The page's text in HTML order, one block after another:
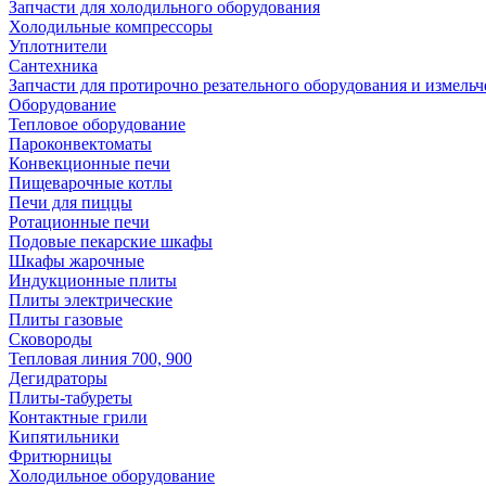
Запчасти для холодильного оборудования
Холодильные компрессоры
Уплотнители
Сантехника
Запчасти для протирочно резательного оборудования и
Оборудование
Тепловое оборудование
Пароконвектоматы
Конвекционные печи
Пищеварочные котлы
Печи для пиццы
Ротационные печи
Подовые пекарские шкафы
Шкафы жарочные
Индукционные плиты
Плиты электрические
Плиты газовые
Сковороды
Тепловая линия 700, 900
Дегидраторы
Плиты-табуреты
Контактные грили
Кипятильники
Фритюрницы
Холодильное оборудование